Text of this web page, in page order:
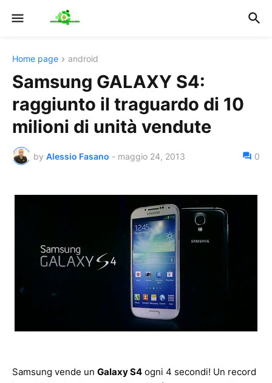
Home page android
Samsung GALAXY S4:
raggiunto il traguardo di 10
milioni di unità vendute
by Alessio Fasano - maggio 24, 2013 0
Samsung vende un Galaxy S4 ogni 4 secondi! Un record